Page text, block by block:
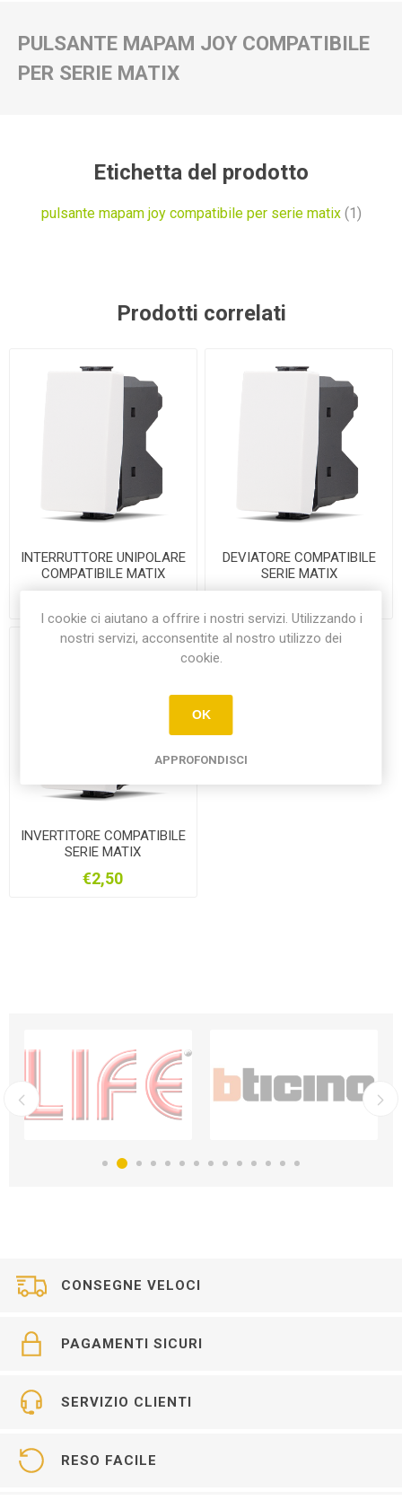
PULSANTE MAPAM JOY COMPATIBILE
PER SERIE MATIX
Etichetta del prodotto
pulsante mapam joy compatibile per serie matix (1)
Prodotti correlati
INTERRUTTORE UNIPOLARE
COMPATIBILE MATIX
DEVIATORE COMPATIBILE
SERIE MATIX
INVERTITORE COMPATIBILE
SERIE MATIX
€2,50
CONSEGNE VELOCI
PAGAMENTI SICURI
SERVIZIO CLIENTI
RESO FACILE
I cookie ci aiutano a offrire i nostri servizi. Utilizzando i
nostri servizi, acconsentite al nostro utilizzo dei
cookie.
OK
APPROFONDISCI